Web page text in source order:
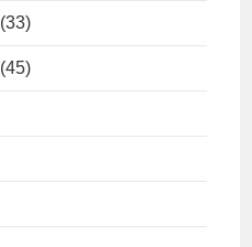
(33)
(45)